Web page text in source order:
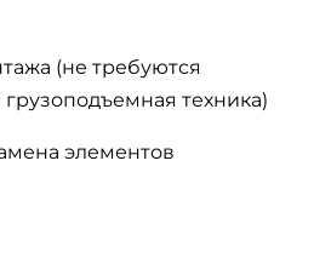
(не требуются
техника)
элементов